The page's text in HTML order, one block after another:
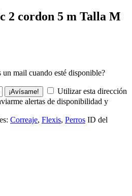
2 cordon 5 m Talla M
un mail cuando esté disponible?
¡Avísame!
Utilizar esta dirección
alertas de disponibilidad y
Correaje, Flexis, Perros ID del